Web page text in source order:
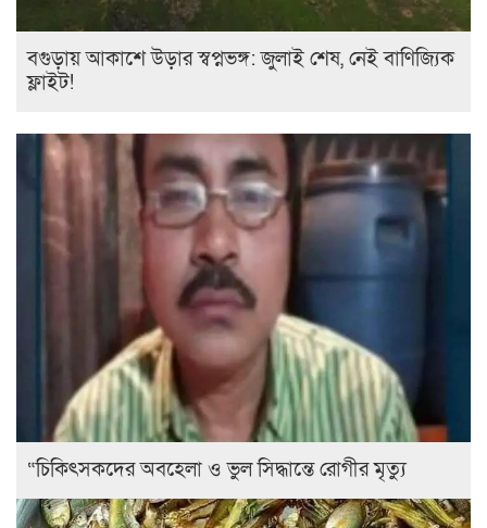
বগুড়ায় আকাশে উড়ার স্বপ্নভঙ্গ: জুলাই শেষ, নেই বাণিজ্যিক
ফ্লাইট!
“চিকিৎসকদের অবহেলা ও ভুল সিদ্ধান্তে রোগীর মৃত্যু